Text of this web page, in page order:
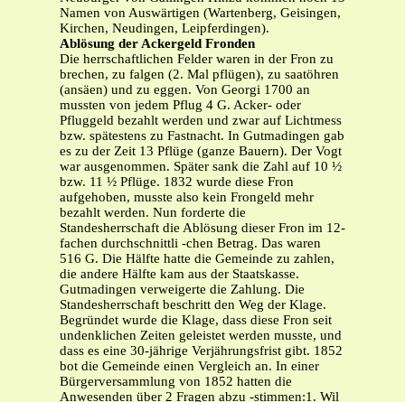
Namen von Auswärtigen (Wartenberg, Geisingen,
Kirchen, Neudingen, Leipferdingen).
Ablösung der Ackergeld Fronden
Die herrschaftlichen Felder waren in der Fron zu
brechen, zu falgen (2. Mal pflügen), zu saatöhren
(ansäen) und zu eggen. Von Georgi 1700 an
mussten von jedem Pflug 4 G. Acker- oder
Pfluggeld bezahlt werden und zwar auf Lichtmess
bzw. spätestens zu Fastnacht. In Gutmadingen gab
es zu der Zeit 13 Pflüge (ganze Bauern). Der Vogt
war ausgenommen. Später sank die Zahl auf 10 ½
bzw. 11 ½ Pflüge. 1832 wurde diese Fron
aufgehoben, musste also kein Frongeld mehr
bezahlt werden. Nun forderte die
Standesherrschaft die Ablösung dieser Fron im 12-
fachen durchschnittli -chen Betrag. Das waren
516 G. Die Hälfte hatte die Gemeinde zu zahlen,
die andere Hälfte kam aus der Staatskasse.
Gutmadingen verweigerte die Zahlung. Die
Standesherrschaft beschritt den Weg der Klage.
Begründet wurde die Klage, dass diese Fron seit
undenklichen Zeiten geleistet werden musste, und
dass es eine 30-jährige Verjährungsfrist gibt. 1852
bot die Gemeinde einen Vergleich an. In einer
Bürgerversammlung von 1852 hatten die
Anwesenden über 2 Fragen abzu -stimmen:1. Wil